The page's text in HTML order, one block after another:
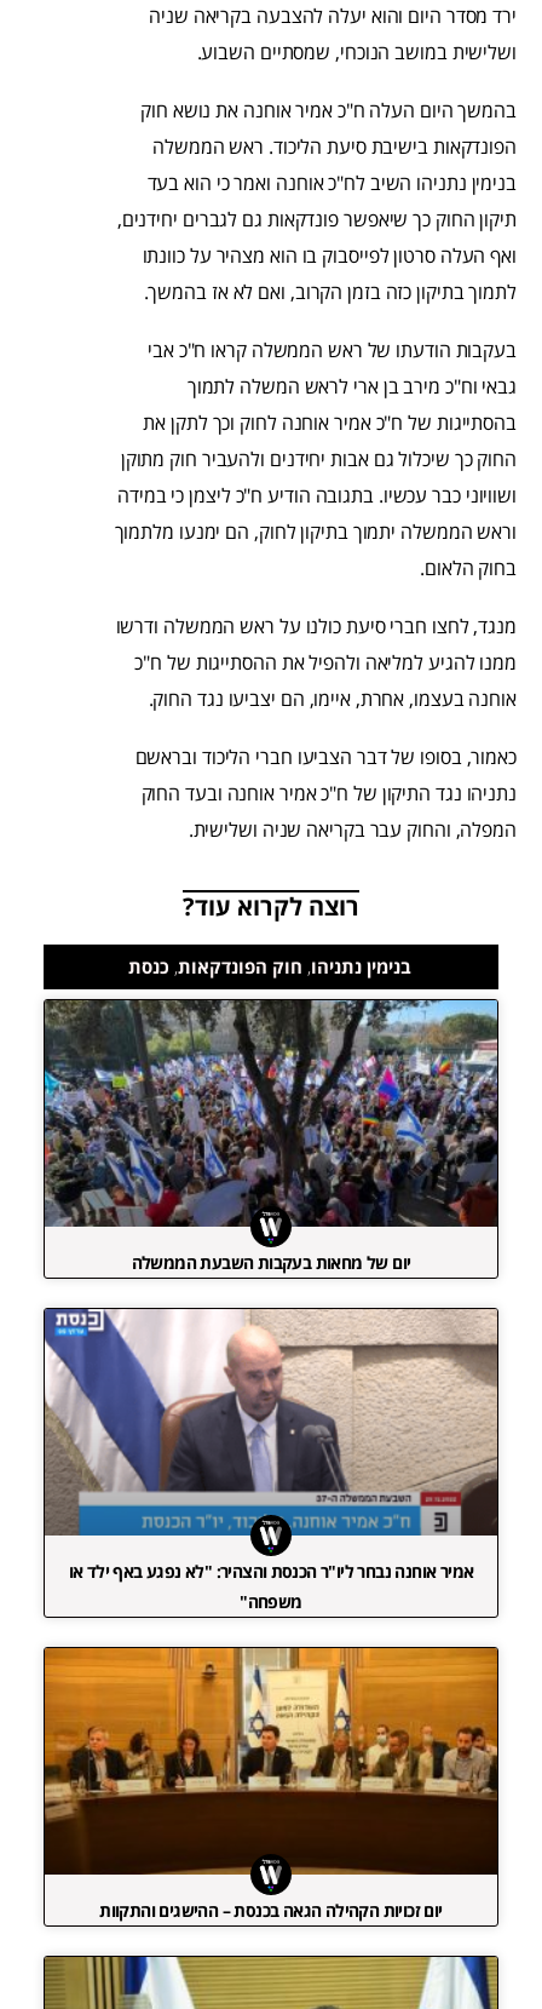
ירד מסדר היום והוא יעלה להצבעה בקריאה שניה
ושלישית במושב הנוכחי, שמסתיים השבוע.
בהמשך היום העלה ח"כ אמיר אוחנה את נושא חוק
הפונדקאות בישיבת סיעת הליכוד. ראש הממשלה
בנימין נתניהו השיב לח"כ אוחנה ואמר כי הוא בעד
תיקון החוק כך שיאפשר פונדקאות גם לגברים יחידנים,
ואף העלה סרטון לפייסבוק בו הוא מצהיר על כוונתו
לתמוך בתיקון כזה בזמן הקרוב, ואם לא אז בהמשך.
בעקבות הודעתו של ראש הממשלה קראו ח"כ אבי
גבאי וח"כ מירב בן ארי לראש המשלה לתמוך
בהסתייגות של ח"כ אמיר אוחנה לחוק וכך לתקן את
החוק כך שיכלול גם אבות יחידנים ולהעביר חוק מתוקן
ושוויוני כבר עכשיו. בתגובה הודיע ח"כ ליצמן כי במידה
וראש הממשלה יתמוך בתיקון לחוק, הם ימנעו מלתמוך
בחוק הלאום.
מנגד, לחצו חברי סיעת כולנו על ראש הממשלה ודרשו
ממנו להגיע למליאה ולהפיל את ההסתייגות של ח"כ
אוחנה בעצמו, אחרת, איימו, הם יצביעו נגד החוק.
כאמור, בסופו של דבר הצביעו חברי הליכוד ובראשם
נתניהו נגד התיקון של ח"כ אמיר אוחנה ובעד החוק
המפלה, והחוק עבר בקריאה שניה ושלישית.
רוצה לקרוא עוד?
בנימין נתניהו, חוק הפונדקאות, כנסת
יום של מחאות בעקבות השבעת הממשלה
אמיר אוחנה נבחר ליו"ר הכנסת והצהיר: "לא נפגע באף ילד או
משפחה"
יום זכויות הקהילה הגאה בכנסת – ההישגים והתקוות